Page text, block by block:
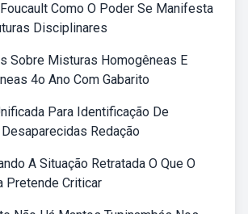
Como O Poder Se Manifesta
Disciplinares
Sobre Misturas Homogêneas E
4o Ano Com Gabarito
Para Identificação De
Redação
A Situação Retratada O Que O
Pretende Criticar